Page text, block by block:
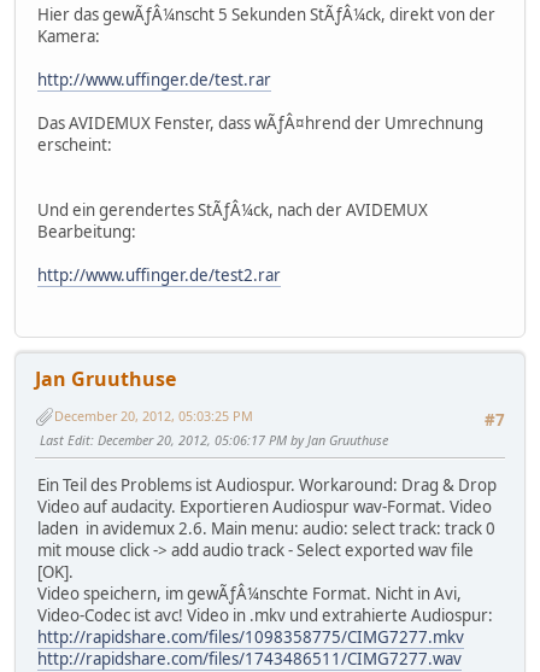
Hier das gewÃƒÂ¼nscht 5 Sekunden StÃƒÂ¼ck, direkt von der
Kamera:
http://www.uffinger.de/test.rar
Das AVIDEMUX Fenster, dass wÃƒÂ¤hrend der Umrechnung
erscheint:
Und ein gerendertes StÃƒÂ¼ck, nach der AVIDEMUX
Bearbeitung:
http://www.uffinger.de/test2.rar
Jan Gruuthuse
#7
December 20, 2012, 05:03:25 PM
Last Edit: December 20, 2012, 05:06:17 PM by Jan Gruuthuse
Ein Teil des Problems ist Audiospur. Workaround: Drag & Drop
Video auf audacity. Exportieren Audiospur wav-Format. Video
laden in avidemux 2.6. Main menu: audio: select track: track 0
mit mouse click -> add audio track - Select exported wav file
[OK].
Video speichern, im gewÃƒÂ¼nschte Format. Nicht in Avi,
Video-Codec ist avc! Video in .mkv und extrahierte Audiospur:
http://rapidshare.com/files/1098358775/CIMG7277.mkv
http://rapidshare.com/files/1743486511/CIMG7277.wav